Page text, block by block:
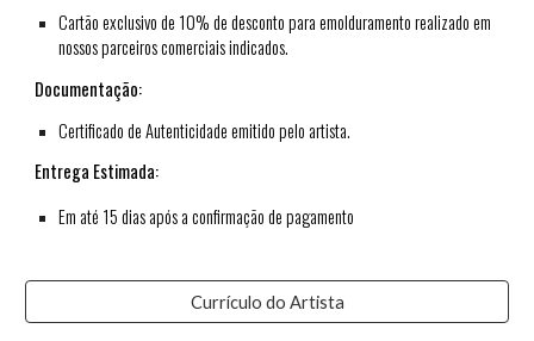
Cartão exclusivo de 10% de desconto para emolduramento realizado em
nossos parceiros comerciais indicados.
Documentação:
Certificado de Autenticidade emitido pelo artista.
Entrega Estimada:
Em até 15 dias após a confirmação de pagamento
Currículo do Artista